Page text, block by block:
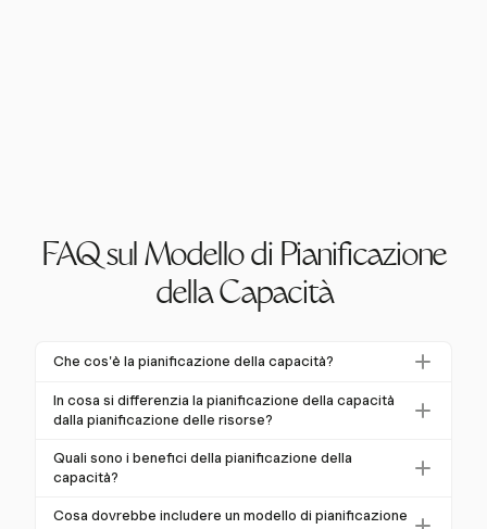
FAQ sul Modello di Pianificazione
della Capacità
Che cos'è la pianificazione della capacità?
La pianificazione della capacità garantisce che
un'organizzazione abbia le risorse giuste disponibili
previsione della necessità di risorse come personale
e attrezzature, bilanciandole con la domanda prevista.
Questo processo strategico è cruciale per prevenire
In cosa si differenzia la pianificazione della capacità
dalla pianificazione delle risorse?
La pianificazione della capacità è strategica e a lungo
termine, concentrandosi sulla disponibilità
spesso per mesi o anni. La pianificazione delle risorse,
Quali sono i benefici della pianificazione della
capacità?
La pianificazione della capacità offre numerosi
Cosa dovrebbe includere un modello di pianificazione